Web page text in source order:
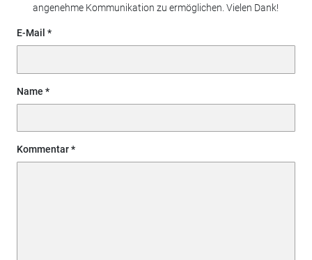
angenehme Kommunikation zu ermöglichen. Vielen Dank!
E-Mail
Name
Kommentar